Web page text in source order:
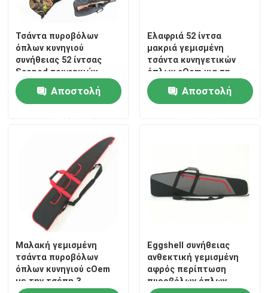
Σχετικά με εμάς
Επισκεψή εργοστασίου
Έλεγχος ποιότητας
Επικοινωνήστε μαζί μας
Ειδήσεις
Ζητήστε μια προσφορά
Τακτική τσάντα πυροβόλων όπλων
Τσάντα πυροβόλων όπλων κυνηγιού
Τσάντα πυροβόλων
όπλων κυνηγιού
συνήθειας 52 ίντσας
Scoped τουφεκιών
φέρνοντας τσάντα
κυνηγετικών όπλων
Αποστολή
Ελαφριά 52 ίντσα
μακριά γεμισμένη
τσάντα κυνηγετικών
όπλων cOem για τη
χρήση αποθήκευσης και
κυνηγιούΑποστολή
Μαλακή γεμισμένη
τσάντα πυροβόλων
όπλων κυνηγιού cOem
με την τσέπη 3
Eggshell συνήθειας
ανθεκτική γεμισμένη
αφρός περίπτωση
πυροβόλων όπλων